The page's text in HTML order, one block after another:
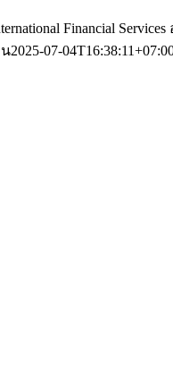
Financial
น2025-07-